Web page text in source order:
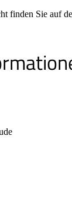
finden Sie auf